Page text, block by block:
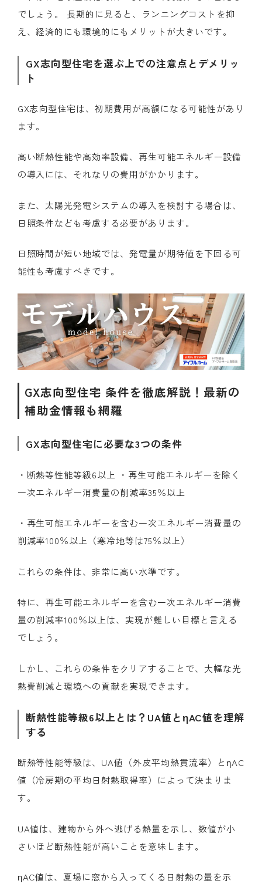
でしょう。 長期的に見ると、ランニングコストを抑
え、経済的にも環境的にもメリットが大きいです。
GX志向型住宅を選ぶ上での注意点とデメリッ
ト
GX志向型住宅は、初期費用が高額になる可能性があり
ます。
高い断熱性能や高効率設備、再生可能エネルギー設備
の導入には、それなりの費用がかかります。
また、太陽光発電システムの導入を検討する場合は、
日照条件なども考慮する必要があります。
日照時間が短い地域では、発電量が期待値を下回る可
能性も考慮すべきです。
GX志向型住宅 条件を徹底解説！最新の
補助金情報も網羅
GX志向型住宅に必要な3つの条件
・断熱等性能等級6以上 ・再生可能エネルギーを除く
一次エネルギー消費量の削減率35％以上
・再生可能エネルギーを含む一次エネルギー消費量の
削減率100％以上（寒冷地等は75％以上）
これらの条件は、非常に高い水準です。
特に、再生可能エネルギーを含む一次エネルギー消費
量の削減率100％以上は、実現が難しい目標と言える
でしょう。
しかし、これらの条件をクリアすることで、大幅な光
熱費削減と環境への貢献を実現できます。
断熱性能等級6以上とは？UA値とηAC値を理解
する
断熱等性能等級は、UA値（外皮平均熱貫流率）とηAC
値（冷房期の平均日射熱取得率）によって決まりま
す。
UA値は、建物から外へ逃げる熱量を示し、数値が小
さいほど断熱性能が高いことを意味します。
ηAC値は、夏場に窓から入ってくる日射熱の量を示